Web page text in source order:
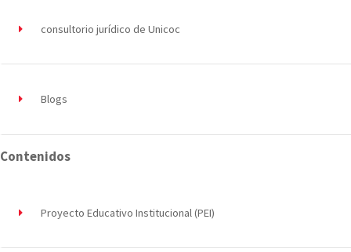
consultorio jurídico de Unicoc
Blogs
Contenidos
Proyecto Educativo Institucional (PEI)